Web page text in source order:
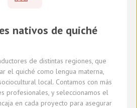
nativos de quiché
de distintas regiones, que
el quiché como lengua materna,
local.Contamos con más
profesionales, y seleccionamos el
en cada proyecto para asegurar